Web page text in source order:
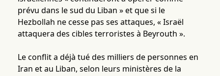
prévu dans le sud du Liban » et que si le
Hezbollah ne cesse pas ses attaques, « Israël
attaquera des cibles terroristes à Beyrouth ».
Le conflit a déjà tué des milliers de personnes en
Iran et au Liban, selon leurs ministères de la